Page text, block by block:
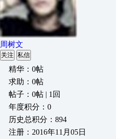
周树文
关注 私信
精华：0帖
求助：0帖
帖子：0帖 | 1回
年度积分：0
历史总积分：894
注册：2016年11月05日